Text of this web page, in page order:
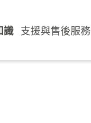
識 支援與售後服務